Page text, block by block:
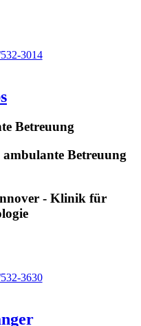
3014
Betreuung
Betreuung
- Klinik für
3630